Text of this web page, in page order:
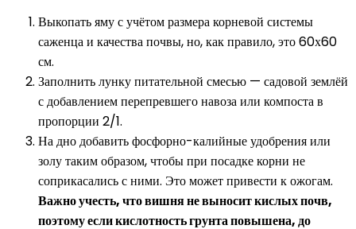
Выкопать яму с учётом размера корневой системы
саженца и качества почвы, но, как правило, это 60х60
см.
Заполнить лунку питательной смесью — садовой землёй
с добавлением перепревшего навоза или компоста в
пропорции 2/1.
На дно добавить фосфорно-калийные удобрения или
золу таким образом, чтобы при посадке корни не
соприкасались с ними. Это может привести к ожогам.
Важно учесть, что вишня не выносит кислых почв,
поэтому если кислотность грунта повышена, до